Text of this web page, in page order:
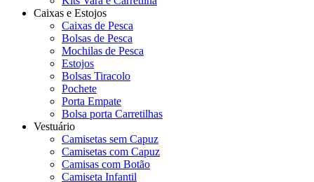
Caixas e Estojos
Caixas de Pesca
Bolsas de Pesca
Mochilas de Pesca
Estojos
Bolsas Tiracolo
Pochete
Porta Empate
Bolsa porta Carretilhas
Vestuário
Camisetas sem Capuz
Camisetas com Capuz
Camisas com Botão
Camiseta Infantil